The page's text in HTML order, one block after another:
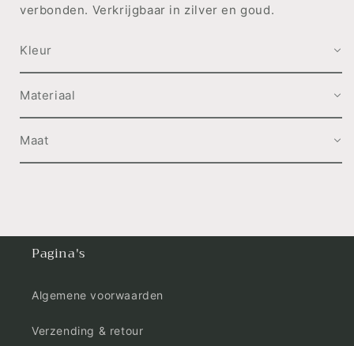
verbonden. Verkrijgbaar in zilver en goud.
Kleur
Materiaal
Maat
Pagina's
Algemene voorwaarden
Verzending & retour